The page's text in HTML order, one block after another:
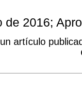
de 2016;
artículo